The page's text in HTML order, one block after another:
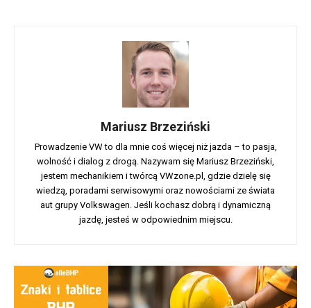
Mariusz Brzeziński
Prowadzenie VW to dla mnie coś więcej niż jazda – to pasja,
wolność i dialog z drogą. Nazywam się Mariusz Brzeziński,
jestem mechanikiem i twórcą VWzone.pl, gdzie dzielę się
wiedzą, poradami serwisowymi oraz nowościami ze świata
aut grupy Volkswagen. Jeśli kochasz dobrą i dynamiczną
jazdę, jesteś w odpowiednim miejscu.